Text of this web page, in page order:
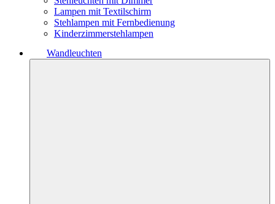
Lampen mit Textilschirm
Stehlampen mit Fernbedienung
Kinderzimmerstehlampen
Wandleuchten